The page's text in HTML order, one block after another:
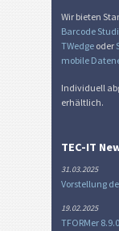
Wir bieten
Barcode
TWedge oder
mobile
Individuell
erhältlich.
TEC-IT
31.03.2025
Vorstellung
19.02.2025
TFORMer